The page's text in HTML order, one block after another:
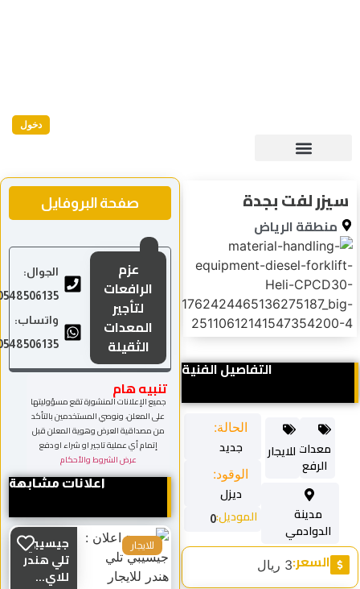
دخول
لفت بجدة
منطقة الرياض
التفاصيل الفنية
الحالة:
جديد
الوقود:
ديزل
الموديل:0
مدينة
الدوادمي
معدات
الرفع
للايجار
السعر:3 ريال
صفحة البروفايل
عزم
الرافعات
لتأجير
المعدات
الثقيلة
الجوال:
0548506135
واتساب:
0548506135
تنبيه هام
جميع الإعلانات المنشورة تقع مسؤوليتها
على المعلن، ونوصي المستخدمين بالتأكد
من مصداقية العرض وهوية المعلن قبل
إتمام أي عملية تاجير او شراء او دفع
عرض الشروط والأحكام
اعلانات مشابهة
جيسيبي
تلي هندر
للاي...
للايجار